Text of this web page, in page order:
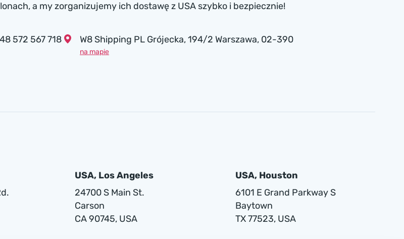
a my zorganizujemy ich dostawę z USA szybko i bezpiecznie!
572 567 718 W8 Shipping PL Grójecka , 194/2 Warszawa, 02-390
na mapie
USA, Los Angeles
24700 S Main St.
Carson
CA 90745, USA
USA, Houston
6101 E Grand Parkway S
Baytown
TX 77523, USA